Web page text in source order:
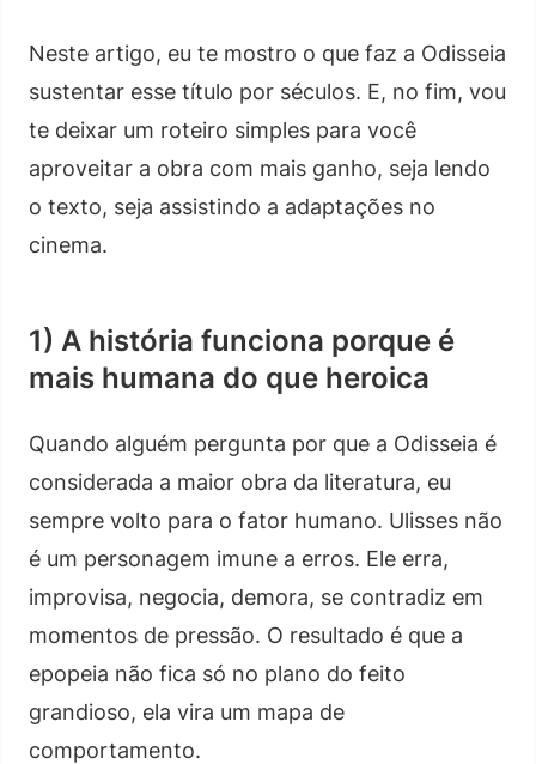
Neste artigo, eu te mostro o que faz a Odisseia
sustentar esse título por séculos. E, no fim, vou
te deixar um roteiro simples para você
aproveitar a obra com mais ganho, seja lendo
o texto, seja assistindo a adaptações no
cinema.
1) A história funciona porque é
mais humana do que heroica
Quando alguém pergunta por que a Odisseia é
considerada a maior obra da literatura, eu
sempre volto para o fator humano. Ulisses não
é um personagem imune a erros. Ele erra,
improvisa, negocia, demora, se contradiz em
momentos de pressão. O resultado é que a
epopeia não fica só no plano do feito
grandioso, ela vira um mapa de
comportamento.